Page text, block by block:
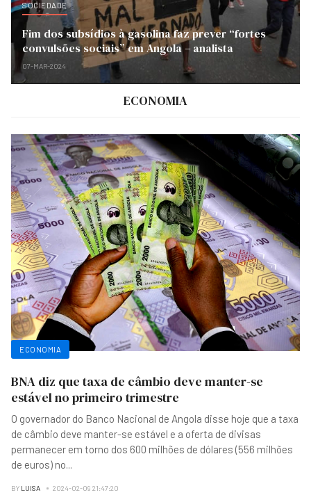
SOCIEDADE
Fim dos subsídios à gasolina faz prever “fortes
convulsões sociais” em Angola – analista
07-MAR-2024
ECONOMIA
ECONOMIA
BNA diz que taxa de câmbio deve manter-se
estável no primeiro trimestre
O governador do Banco Nacional de Angola disse hoje que a taxa
de câmbio deve manter-se estável e a oferta de divisas
permanecer em torno dos 600 milhões de dólares (556 milhões
de euros) no...
BY LUISA 2024-02-09 21:47:20